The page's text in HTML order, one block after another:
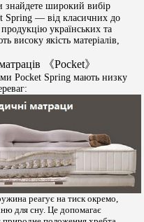
широкий вибір
Spring — від класичних до
українських та
високу якість матеріалів,
《Pocket》
Pocket Spring мають низку
реагує на тиск окремо,
для сну. Це допомагає